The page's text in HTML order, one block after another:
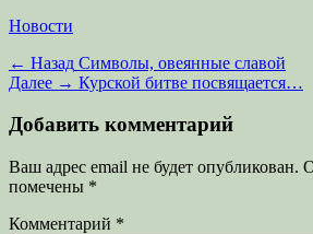
Категории
Новости
Навигация
по
записям
← Назад Предыдущая
запись:
Символы, овеянные славой
Далее → Следующая
Курской битве посвящается…
Добавить комментарий
Ваш адрес email не будет опубликован.
помечены *
Комментарий *